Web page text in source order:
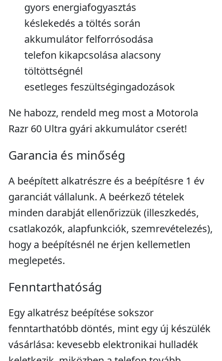
gyors energiafogyasztás
késlekedés a töltés során
akkumulátor felforrósodása
telefon kikapcsolása alacsony
töltöttségnél
esetleges feszültségingadozások
Ne habozz, rendeld meg most a Motorola
Razr 60 Ultra gyári akkumulátor cserét!
Garancia és minőség
A beépített alkatrészre és a beépítésre 1 év
garanciát vállalunk. A beérkező tételek
minden darabját ellenőrizzük (illeszkedés,
csatlakozók, alapfunkciók, szemrevételezés),
hogy a beépítésnél ne érjen kellemetlen
meglepetés.
Fenntarthatóság
Egy alkatrész beépítése sokszor
fenntarthatóbb döntés, mint egy új készülék
vásárlása: kevesebb elektronikai hulladék